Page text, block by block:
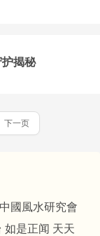
揭秘
下一页
中國風水研究會
如是正闻 天天